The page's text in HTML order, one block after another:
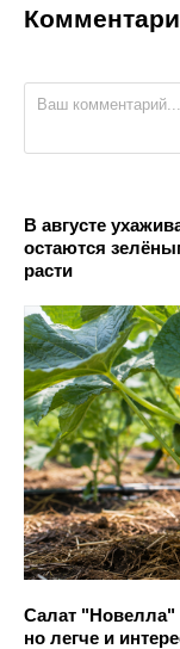
В августе
остаются
расти
Салат "Новелла"
но легче и